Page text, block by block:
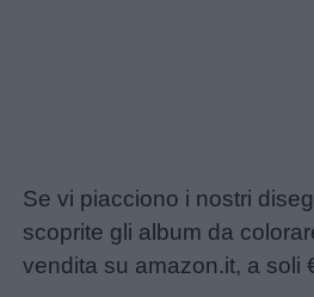
Se vi piacciono i nostri
scoprite gli album da
vendita su amazon.it, a soli